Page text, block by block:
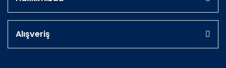
Alışveriş